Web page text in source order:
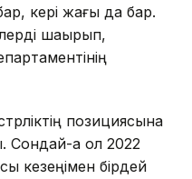
кері жағы да бар.
шақырып,
позициясына
Сондай-ақ ол 2022
кезеңімен бірдей